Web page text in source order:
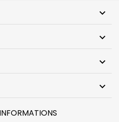



